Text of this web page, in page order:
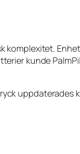
komplexitet.
kunde
uppdaterades